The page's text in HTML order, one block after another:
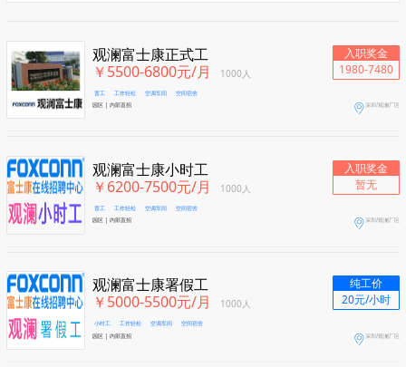
入职奖金
1980-7480
观澜富士康正式工
￥5500-6800元/月
1000人
普工 工作轻松 空调车间
空间宿舍
园区 | 内部直招
深圳/观澜厂区
入职奖金
暂无
观澜富士康小时工
￥6200-7500元/月
1000人
普工 工作轻松 空调车间
空间宿舍
园区 | 内部直招
深圳/观澜厂区
纯工价
20元/小时
观澜富士康署假工
￥5000-5500元/月
1000人
小时工 工作轻松 空调车间
空间宿舍
园区 | 内部直招
深圳/观澜厂区